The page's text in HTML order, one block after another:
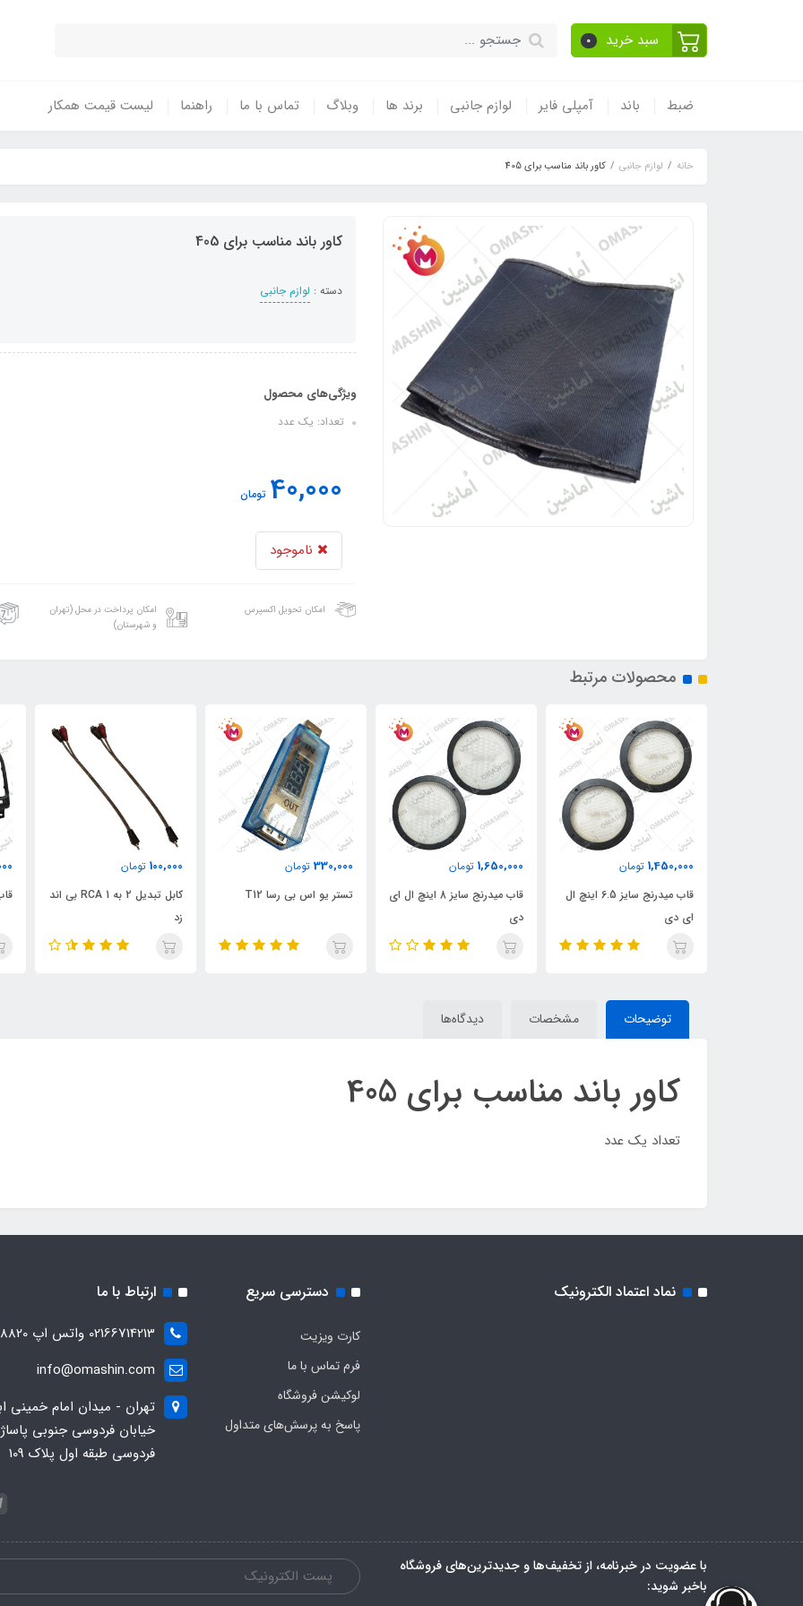
سبد خرید 0
ضبط باند آمپلی فایر لوازم جانبی برند ها وبلاگ تماس با ما راهنما لیست قیمت همکار
خانه لوازم جانبی کاور باند مناسب برای 405
کاور باند مناسب برای 405
دسته : لوازم جانبی
ویژگی‌های محصول
تعداد: یک عدد
40,000 تومان
ناموجود
امکان تحویل اکسپرس
امکان پرداخت در محل (تهران
و شهرستان)
محصولات مرتبط
1,450,000 تومان
قاب میدرنج سایز 6.5 اینچ ال
ای دی
1,650,000 تومان
قاب میدرنج سایز 8 اینچ ال ای
330,000 تومان
تستر یو اس بی رسا T12
100,000 تومان
کابل تبدیل 2 به 1 RCA بی اند
قاب
توضیحات مشخصات دیدگاه‌ها
کاور باند مناسب برای 405
تعداد یک عدد
نماد اعتماد الکترونیک دسترسی سریع
کارت ویزیت
فرم تماس با ما
لوکیشن فروشگاه
پاسخ به پرسش‌های متداول
ارتباط با ما
02166714213 واتس اپ 09028288820
info@omashin.com
تهران - میدان امام خمینی
خیابان فردوسی جنوبی پاساژ
فردوسی طبقه اول پلاک 109
با عضویت در خبرنامه، از تخفیف‌ها و جدیدترین‌های فروشگاه
باخبر شوید: